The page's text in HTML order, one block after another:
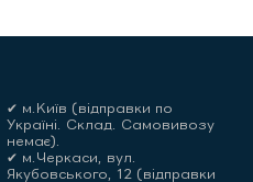
✔ м.Київ (відправки по
Україні. Склад. Самовивозу
немає).
✔ м.Черкаси, вул.
Якубовського, 12 (відправки